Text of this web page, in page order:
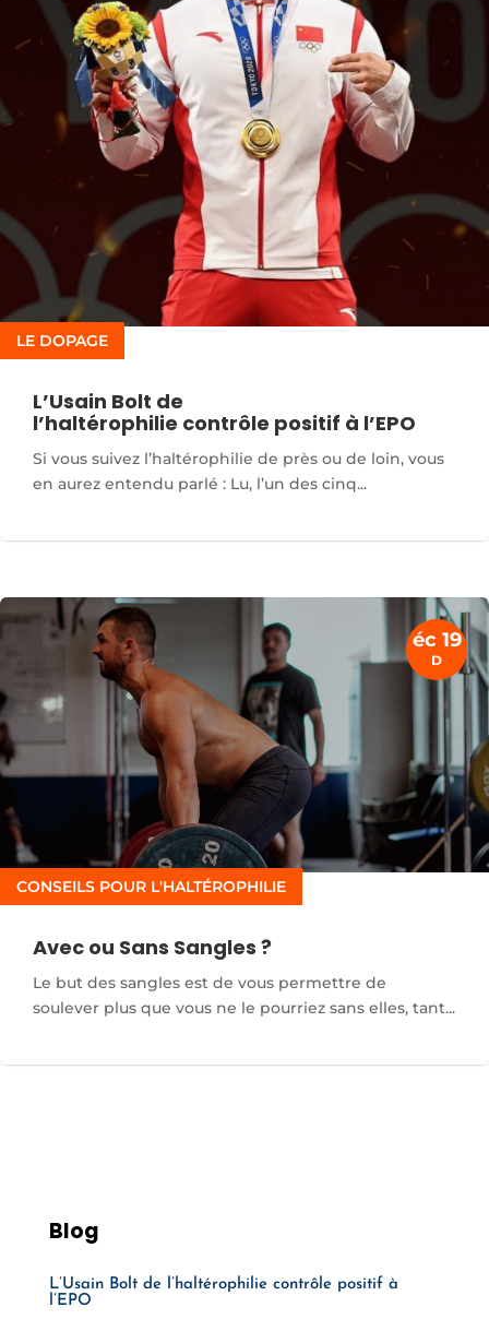
L’Usain Bolt de
l’haltérophilie contrôle positif à l’EPO
LE DOPAGE
Si vous suivez l’haltérophilie de près ou de loin, vous
en aurez entendu parlé : Lu, l’un des cinq...
Avec ou Sans Sangles ?
CONSEILS POUR L'HALTÉROPHILIE
Le but des sangles est de vous permettre de
soulever plus que vous ne le pourriez sans elles, tant...
éc 19
D
Blog
L’Usain Bolt de l’haltérophilie contrôle positif à
l’EPO